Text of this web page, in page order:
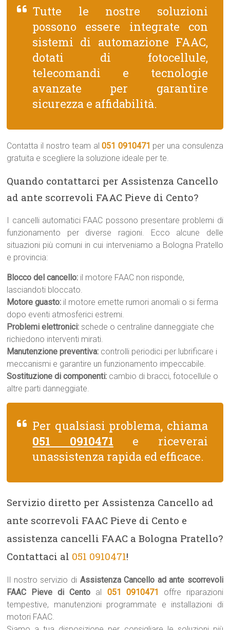
Tutte le nostre soluzioni
possono essere integrate con
sistemi di automazione FAAC,
dotati di fotocellule,
telecomandi e tecnologie
avanzate per garantire
sicurezza e affidabilità.
Contatta il nostro team al051 0910471 per una consulenza
gratuita e scegliere la soluzione ideale per te.
Quando contattarci per Assistenza Cancello
ad ante scorrevoli FAAC Pieve di Cento?
I cancelli automatici FAAC possono presentare problemi di
funzionamento per diverse ragioni. Ecco alcune delle
situazioni più comuni in cui interveniamo a Bologna Pratello
e provincia:
Blocco del cancello: il motore FAAC non risponde,
lasciandoti bloccato.
Motore guasto: il motore emette rumori anomali o si ferma
dopo eventi atmosferici estremi.
Problemi elettronici: schede o centraline danneggiate che
richiedono interventi mirati.
Manutenzione preventiva: controlli periodici per lubrificare i
meccanismi e garantire un funzionamento impeccabile.
Sostituzione di componenti: cambio di bracci, fotocellule o
altre parti danneggiate.
Per qualsiasi problema, chiama
051 0910471 e riceverai
unassistenza rapida ed efficace.
Servizio diretto per Assistenza Cancello ad
ante scorrevoli FAAC Pieve di Cento e
assistenza cancelli FAAC a Bologna Pratello?
Contattaci al 051 0910471!
Il nostro servizio di Assistenza Cancello ad ante scorrevoli
FAAC Pieve di Cento al 051 0910471 offre riparazioni
tempestive, manutenzioni programmate e installazioni di
motori FAAC.